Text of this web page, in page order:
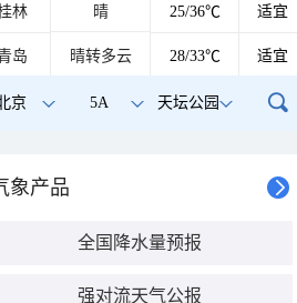
林 晴 25/36℃ 适宜
岛 晴转多云 28/33℃ 适宜
京 5A 天坛公园
象产品
全国降水量预报
强对流天气公报